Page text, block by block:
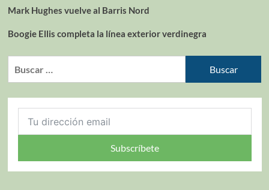
Mark Hughes vuelve al Barris Nord
Boogie Ellis completa la línea exterior verdinegra
Subscríbete